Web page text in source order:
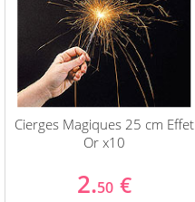
Cierges Magiques 25 cm Effet
Or x10
2.50 €